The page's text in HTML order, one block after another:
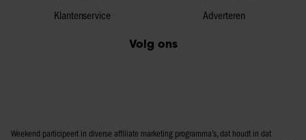
Klantenservice
Adverteren
Volg ons
Weekend participeert in diverse affiliate marketing programma’s, dat houdt in dat